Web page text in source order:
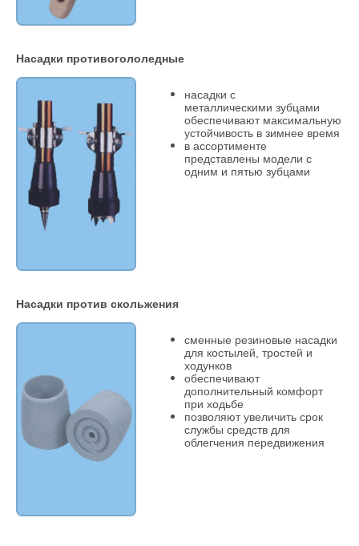
Насадки противогололедные
насадки с
металлическими зубцами
обеспечивают максимальную
устойчивость в зимнее время
в ассортименте
представлены модели с
одним и пятью зубцами
Насадки против скольжения
сменные резиновые насадки
для костылей, тростей и
ходунков
обеспечивают
дополнительный комфорт
при ходьбе
позволяют увеличить срок
службы средств для
облегчения передвижения